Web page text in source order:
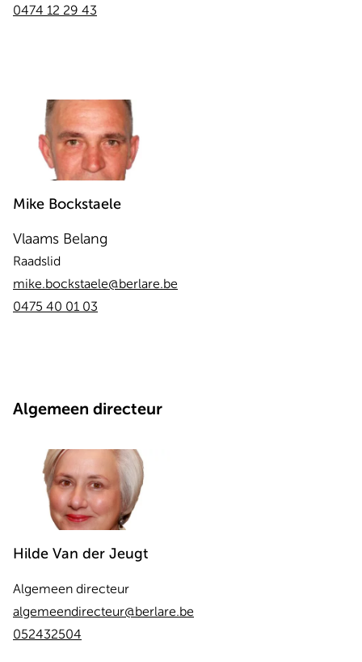
0474 12 29 43
Mike Bockstaele
Vlaams Belang
Raadslid
mike.bockstaele@berlare.be
0475 40 01 03
Algemeen directeur
Hilde Van der Jeugt
Algemeen directeur
algemeendirecteur@berlare.be
052432504